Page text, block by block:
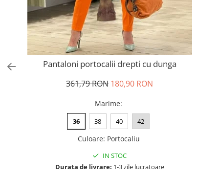
Tricouri si topuri
Rochii de eveniment
Pantaloni portocalii drepti cu dunga
361,79 RON 180,90 RON
Marime:
36 38 40 42
Culoare: Portocaliu
IN STOC
Durata de livrare: 1-3 zile lucratoare